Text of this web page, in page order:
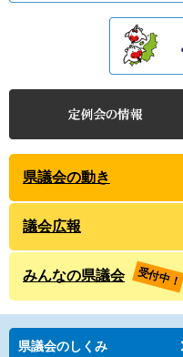
県議会の動き
議会広報
みんなの県議会 受付中！
県議会のしくみ